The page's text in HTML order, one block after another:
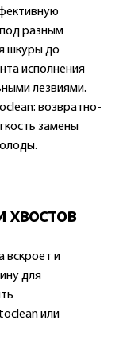
под разным
шкуры до
исполнения
лезвиями.
возвратно-
замены
хвостов
вскроет и
для
или